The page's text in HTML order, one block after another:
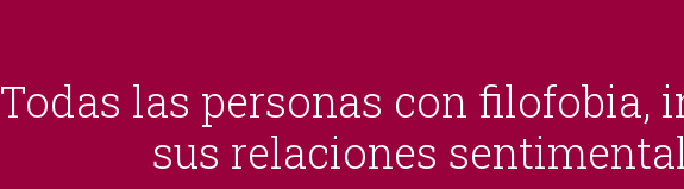
Todas las personas con filofobia,
sus relaciones